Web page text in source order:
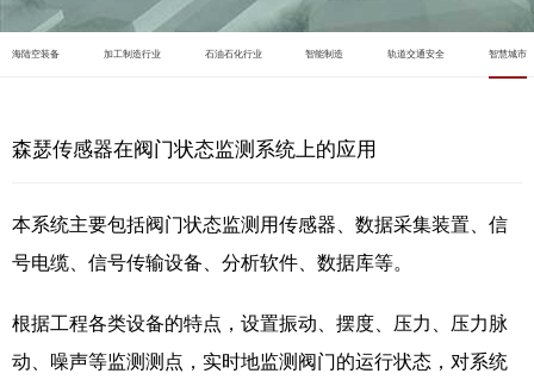
海陆空装备 加工制造行业 石油石化行业 智能制造 轨道交通安全 智慧城市
森瑟传感器在阀门状态监测系统上的应用
本系统主要包括阀门状态监测用传感器、数据采集装置、信
号电缆、信号传输设备、分析软件、数据库等。
根据工程各类设备的特点，设置振动、摆度、压力、压力脉
动、噪声等监测测点，实时地监测阀门的运行状态，对系统